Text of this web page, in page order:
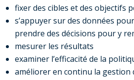
fixer des cibles et des
s’appuyer sur des données
prendre des décisions pour y
mesurer les résultats
examiner l’efficacité de la
améliorer en continu la gestion